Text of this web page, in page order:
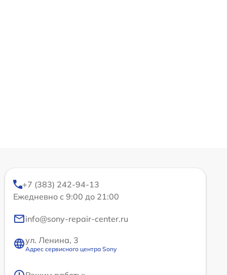
+7 (383) 242-94-13
Ежедневно с 9:00 до 21:00
info@sony-repair-center.ru
ул. Ленина, 3
Адрес сервисного центра Sony